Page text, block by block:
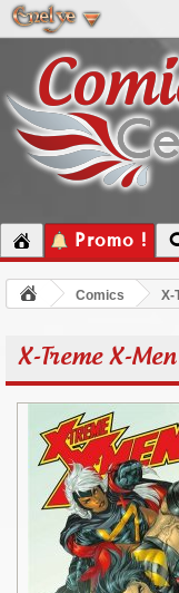
Promo !
Comics X-
X-Treme X-Men